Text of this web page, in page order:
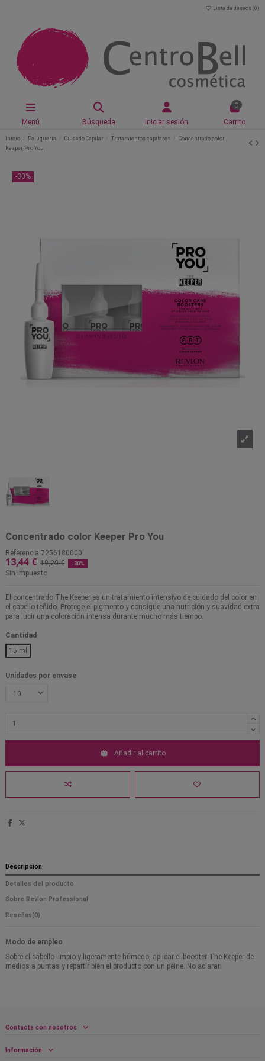
Lista de deseos (0 )
Menú Búsqueda Iniciar sesión
0
Carrito
Inicio Peluquería Cuidado Capilar Tratamientos capilares
Concentrado color
Keeper Pro You
-30%
Concentrado color Keeper Pro You
Referencia 7256180000
13,44 € 19,20 € -30%
Sin impuesto
El concentrado The Keeper es un tratamiento intensivo de cuidado del color en
el cabello teñido. Protege el pigmento y consigue una nutrición y suavidad extra
para lucir una coloración intensa durante mucho más tiempo.
Cantidad
15 ml
Unidades por envase
Añadir al carrito
Descripción
Detalles del producto
Sobre Revlon Professional
Reseñas(0)
Modo de empleo
Sobre el cabello limpio y ligeramente húmedo, aplicar el booster The Keeper de
medios a puntas y repartir bien el producto con un peine. No aclarar.
Contacta con nosotros
Información